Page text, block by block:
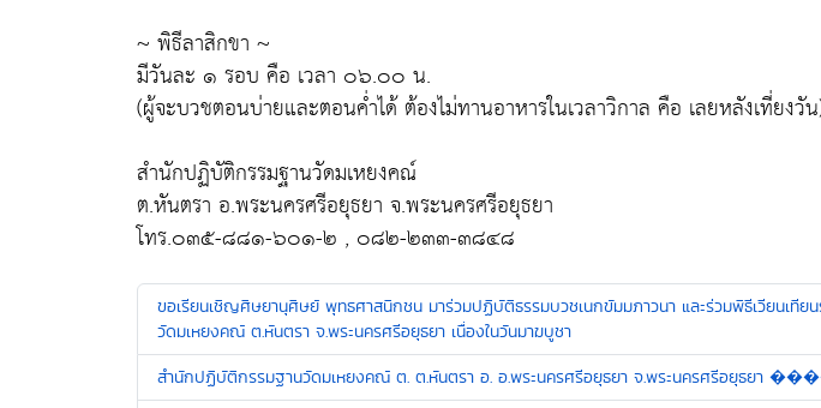
~ พิธีลาสิกขา ~
มีวันละ ๑ รอบ คือ เวลา ๐๖.๐๐ น.
(ผู้จะบวชตอนบ่ายและตอนค่ำได้ ต้องไม่ทานอาหารในเวลาวิกาล คือ เลยหลังเที่ยงวั
สำนักปฏิบัติกรรมฐานวัดมเหยงคณ์
ต.หันตรา อ.พระนครศรีอยุธยา จ.พระนครศรีอยุธยา
โทร.๐๓๕-๘๘๑-๖๐๑-๒ , ๐๘๒-๒๓๓-๓๘๔๘
ขอเรียนเชิญศิษยานุศิษย์ พุทธศาสนิกชน มาร่วมปฏิบัติธรรมบวชเนกขัมมภาวนา และร่วมพิธีเวียนเที
วัดมเหยงคณ์ ต.หันตรา จ.พระนครศรีอยุธยา เนื่องในวันมาฆบูชา
สำนักปฏิบัติกรรมฐานวัดมเหยงคณ์‬ ต. ต.หันตรา อ. อ.พระนครศรีอยุธยา จ.พระนครศรีอยุธยา